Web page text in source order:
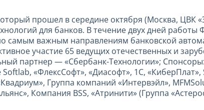
прошел в середине октября (Москва, ЦВК
для банков. В течение двух дней работы
самым важным направлениям банковской
участие 65 ведущих отечественных и
партнер — «Сбербанк-Технологии»;
«ФлексСофт», «Диасофт», 1С, «КиберПлат»,
Группа компаний «Интервэйл»,
Компания BSS, «Атринити» (Группа